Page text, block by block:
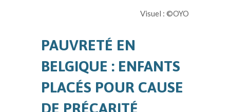
Visuel : ©OYO
PAUVRETÉ EN
BELGIQUE : ENFANTS
PLACÉS POUR CAUSE
DE PRÉCARITÉ